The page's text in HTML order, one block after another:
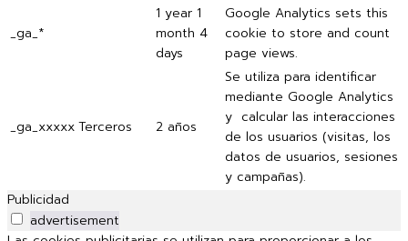
_ga_*
1 year 1
month 4
days
Google Analytics sets this
cookie to store and count
page views.
_ga_xxxxxTerceros 2 años
Se utiliza para identificar
mediante Google Analytics
y calcular las interacciones
de los usuarios (visitas, los
datos de usuarios, sesiones
y campañas).
Publicidad
advertisement